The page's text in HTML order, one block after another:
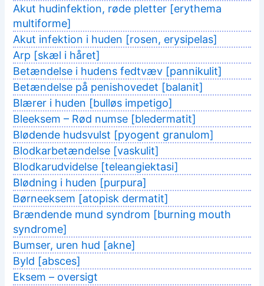
Akut hudinfektion, røde pletter [erythema
multiforme]
Akut infektion i huden [rosen, erysipelas]
Arp [skæl i håret]
Betændelse i hudens fedtvæv [pannikulit]
Betændelse på penishovedet [balanit]
Blærer i huden [bulløs impetigo]
Bleeksem – Rød numse [bledermatit]
Blødende hudsvulst [pyogent granulom]
Blodkarbetændelse [vaskulit]
Blodkarudvidelse [teleangiektasi]
Blødning i huden [purpura]
Børneeksem [atopisk dermatit]
Brændende mund syndrom [burning mouth
syndrome]
Bumser, uren hud [akne]
Byld [absces]
Eksem – oversigt